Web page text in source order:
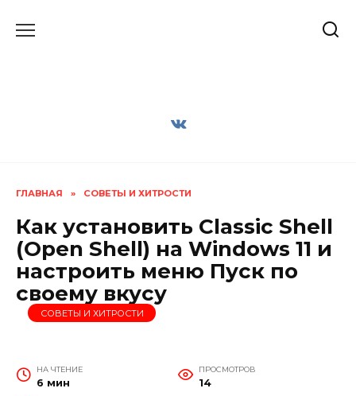
ГЛАВНАЯ » СОВЕТЫ И ХИТРОСТИ
Как установить Classic Shell
(Open Shell) на Windows 11 и
настроить меню Пуск по
своему вкусу
СОВЕТЫ И ХИТРОСТИ
НА ЧТЕНИЕ
6 мин
ПРОСМОТРОВ
14